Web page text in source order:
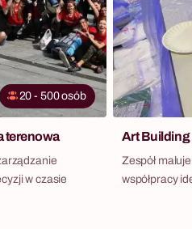
20 - 500 osób
terenowa
w czasie
Art Building
Zespół
współpracy